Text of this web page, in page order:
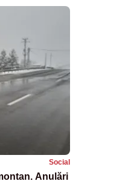
Social
Anulări